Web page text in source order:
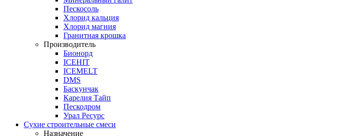
Пескосоль
Хлорид кальция
Хлорид магния
Гранитная крошка
Производитель
Бионорд
ICEHIT
ICEMELT
DMS
Баскунчак
Карелия Тайп
Пескодром
Урал Ресурс
Сухие строительные смеси
Назначение